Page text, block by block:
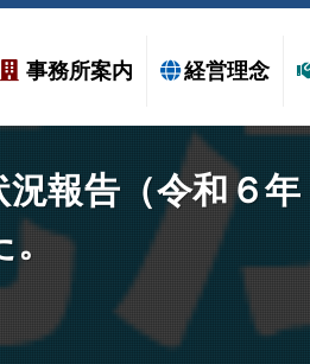
事務所案内 経営理念
報告（令和６年
。